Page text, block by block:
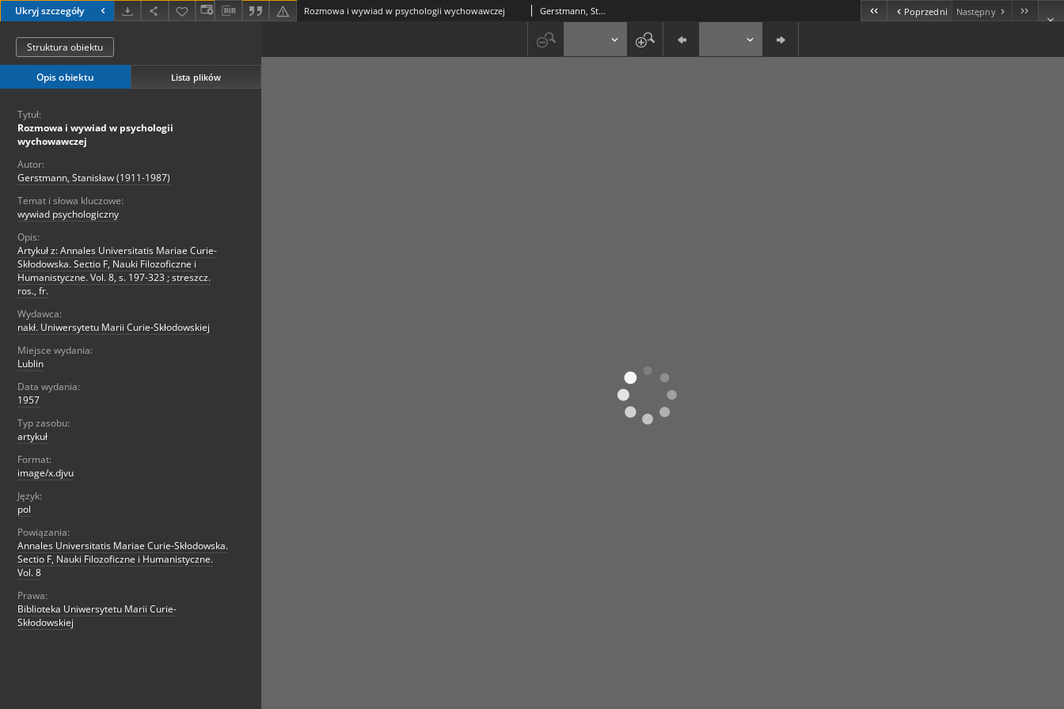
Ukryj szczegóły Rozmowa i wywiad w psychologii wychowawczej Gerstmann, Stanisław (1911-1987) Poprzedni Następny
Struktura obiektu
Opis obiektu Lista plików
Tytuł:
Rozmowa i wywiad w psychologii
wychowawczej
Autor:
Gerstmann, Stanisław (1911-1987)
Temat i słowa kluczowe:
wywiad psychologiczny
Opis:
Artykuł z: Annales Universitatis Mariae Curie-
Skłodowska. Sectio F, Nauki Filozoficzne i
Humanistyczne. Vol. 8, s. 197-323 ; streszcz.
ros., fr.
Wydawca:
nakł. Uniwersytetu Marii Curie-Skłodowskiej
Miejsce wydania:
Lublin
Data wydania:
1957
Typ zasobu:
artykuł
Format:
image/x.djvu
Język:
pol
Powiązania:
Annales Universitatis Mariae Curie-Skłodowska.
Sectio F, Nauki Filozoficzne i Humanistyczne.
Vol. 8
Prawa:
Biblioteka Uniwersytetu Marii Curie-
Skłodowskiej